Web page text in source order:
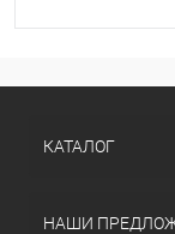
КАТАЛОГ
НАШИ